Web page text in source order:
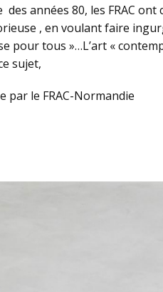
années 80, les FRAC
, en voulant faire
pour tous »…L’art «
sujet,
par le FRAC-Normandie